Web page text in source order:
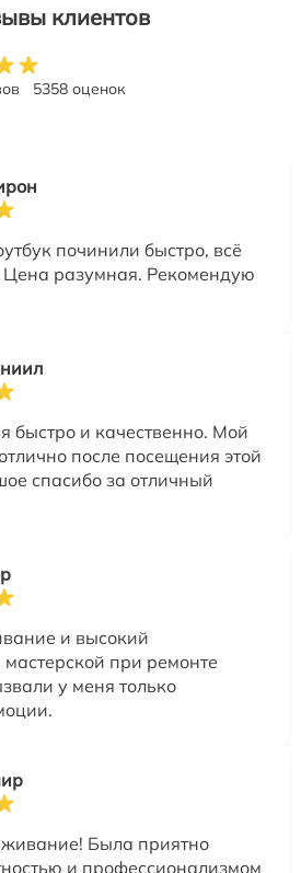
клиентов
5358 оценок
починили быстро, всё
Цена разумная. Рекомендую
быстро и качественно. Мой
после посещения этой
спасибо за отличный
и высокий
при ремонте
у меня только
Была приятно
и профессионализмом